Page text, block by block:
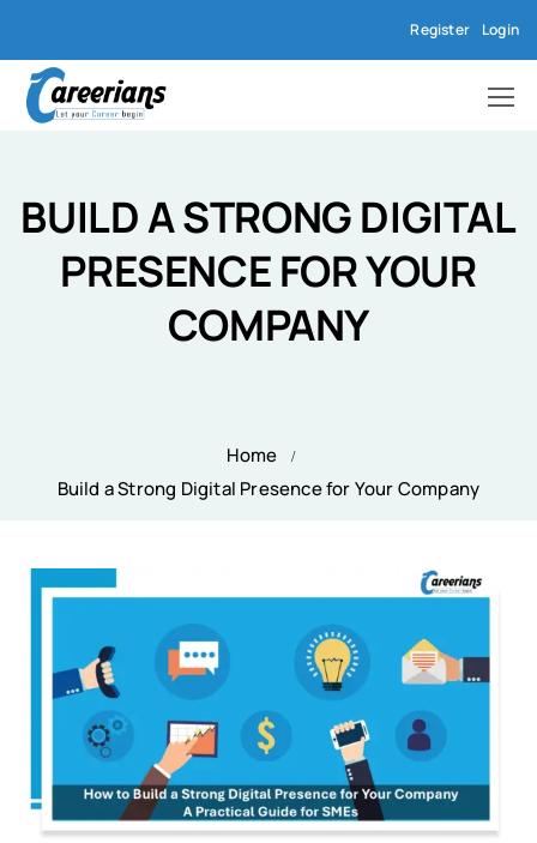
Register Login
BUILD A STRONG DIGITAL
PRESENCE FOR YOUR
COMPANY
Home
Build a Strong Digital Presence for Your Company